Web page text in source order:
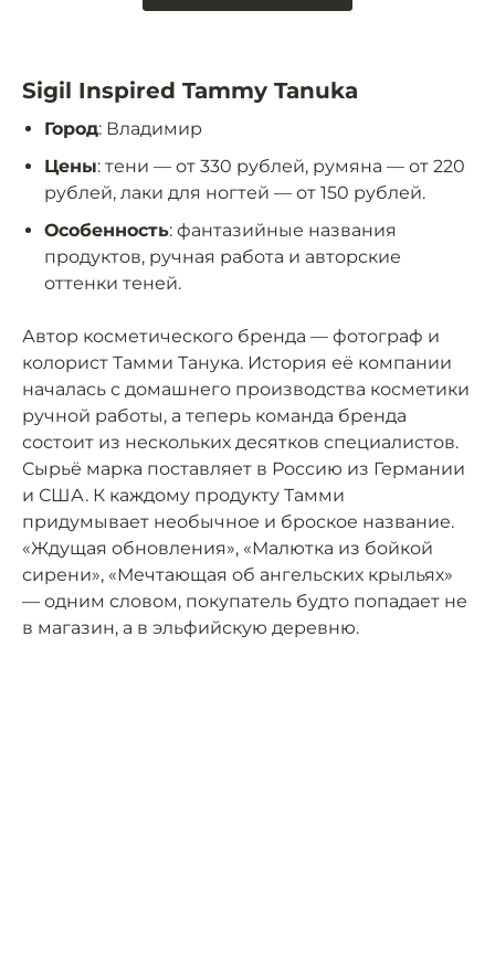
Sigil Inspired Tammy Tanuka
Город: Владимир
Цены: тени — от 330 рублей, румяна — от 220
рублей, лаки для ногтей — от 150 рублей.
Особенность: фантазийные названия
продуктов, ручная работа и авторские
оттенки теней.
Автор косметического бренда — фотограф и
колорист Тамми Танука. История её компании
началась с домашнего производства косметики
ручной работы, а теперь команда бренда
состоит из нескольких десятков специалистов.
Сырьё марка поставляет в Россию из Германии
и США. К каждому продукту Тамми
придумывает необычное и броское название.
«Ждущая обновления», «Малютка из бойкой
сирени», «Мечтающая об ангельских крыльях»
— одним словом, покупатель будто попадает не
в магазин, а в эльфийскую деревню.